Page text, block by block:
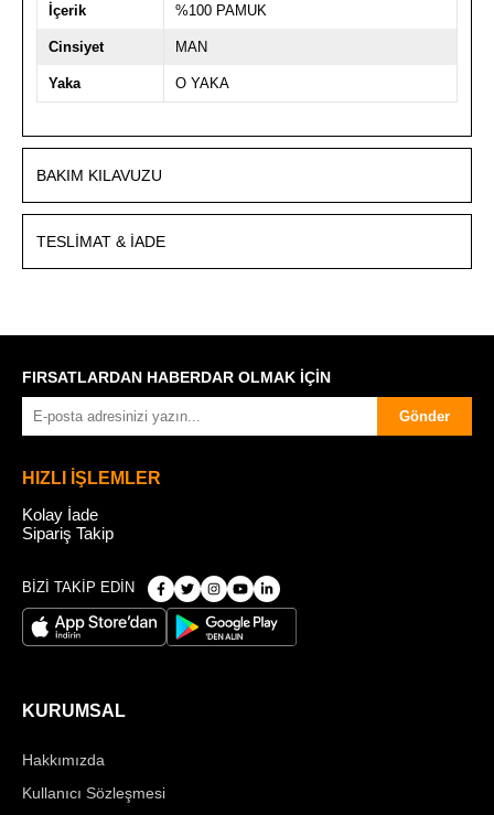
İçerik %100 PAMUK
Cinsiyet MAN
Yaka O YAKA
BAKIM KILAVUZU
TESLIMAT & İADE
FIRSATLARDAN HABERDAR OLMAK İÇİN
Gönder
HIZLI İŞLEMLER
Kolay İade
Sipariş Takip
BİZİ TAKİP EDİN
KURUMSAL
Hakkımızda
Kullanıcı Sözleşmesi